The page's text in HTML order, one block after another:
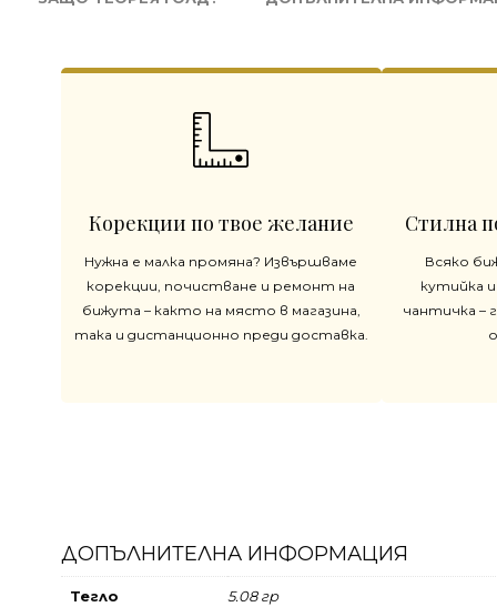
Корекции по твое желание
Нужна е малка промяна? Извършваме
корекции, почистване и ремонт на
бижута – както на място в магазина,
така и дистанционно преди доставка.
Стилна
Всяко
кутийка
чантичка –
ДОПЪЛНИТЕЛНА ИНФОРМАЦИЯ
Тегло 5.08 гр